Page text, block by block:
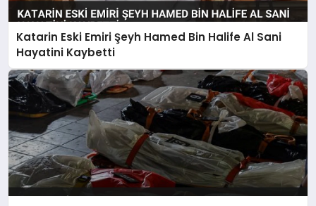
Katarin Eski Emiri Şeyh Hamed Bin Halife Al Sani
Hayatini Kaybetti